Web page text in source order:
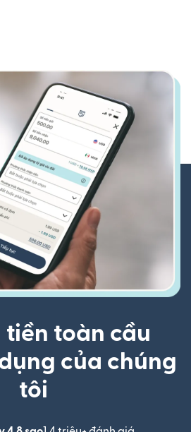
tiền toàn cầu
của chúng
tôi